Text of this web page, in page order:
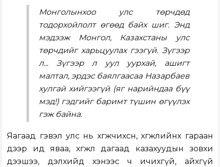
Монголынхоо улс төрчдөд
тодорхойлолт өгөөд байх шиг. Энд
мэдээж Монгол, Казахстаны улс
төрчдийг харьцуулах гээгүй. Зүгээр
л... Зүгээр л уул уурхай, ашигт
малтал, эрдэс баялгаасаа Назарбаев
хулгай хийгээгүй (яг нарийндаа бүү
мэд!) гэдгийг баримт түшин өгүүлэх
гэж байна.
Яагаад гэвэл улс нь хөгжчихсөн, хөгжлийнхөө гараан
дээр ид яваа, хөгжлөө дагаад казахуудын зовхи
дээшээ, дэлхийд хэнээс ч ичихгүй, айхгүй